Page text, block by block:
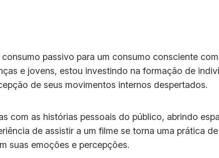
passivo para um consumo consciente
e jovens, estou investindo na formação de
de seus movimentos internos despertados.
com as histórias pessoais do público, abrindo
de assistir a um filme se torna uma prática
suas emoções e percepções.